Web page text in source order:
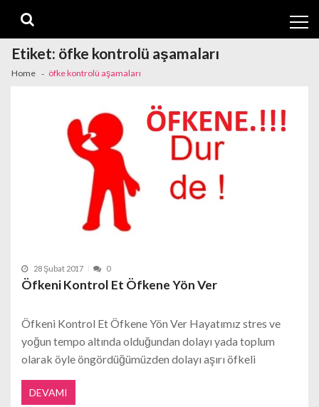
navigation
content
Etiket: öfke kontrolü aşamaları
Home öfke kontrolü aşamaları
28 Şubat 2017 0
Öfkeni Kontrol Et Öfkene Yön Ver
Öfkeni Kontrol Et Öfkene Yön Ver Hayatımız stres ve
yoğun tempo altında olduğundan dolayı yada toplum
olarak öyle öngördüğümüzden dolayı aşırı öfkeli
DEVAMI